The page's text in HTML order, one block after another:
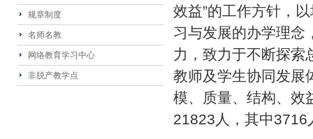
规章制度
名师名教
网络教育学习中心
非脱产教学点
效益”的工作方针，
习与发展的办学理念
力，致力于不断探索
教师及学生协同发展
模、质量、结构、效
21823人，其中3716